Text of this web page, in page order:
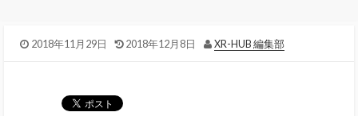
2018年11月29日 2018年12月8日 XR-HUB 編集部